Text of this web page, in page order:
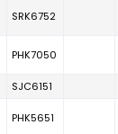
SRK6752
PHK7050
SJC6151
PHK5651